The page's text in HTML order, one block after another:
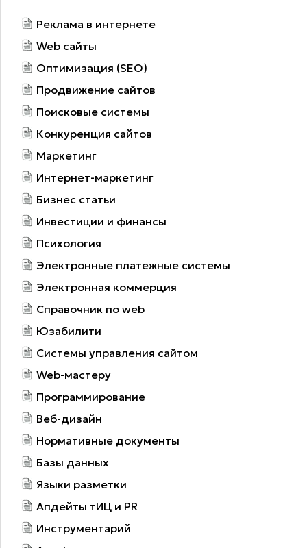
Реклама в интернете
Web сайты
Оптимизация (SEO)
Продвижение сайтов
Поисковые системы
Конкуренция сайтов
Маркетинг
Интернет-маркетинг
Бизнес статьи
Инвестиции и финансы
Психология
Электронные платежные системы
Электронная коммерция
Справочник по web
Юзабилити
Системы управления сайтом
Web-мастеру
Программирование
Веб-дизайн
Нормативные документы
Базы данных
Языки разметки
Апдейты тИЦ и PR
Инструментарий